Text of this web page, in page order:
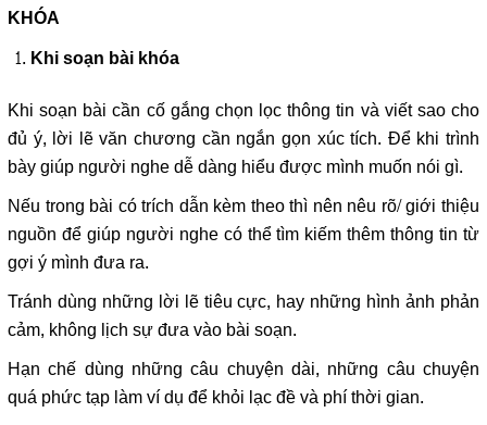
KHÓA
Khi soạn bài khóa
Khi soạn bài cần cố gắng chọn lọc thông tin và viết sao cho
đủ ý, lời lẽ văn chương cần ngắn gọn xúc tích. Để khi trình
bày giúp người nghe dễ dàng hiểu được mình muốn nói gì.
Nếu trong bài có trích dẫn kèm theo thì nên nêu rõ/ giới thiệu
nguồn để giúp người nghe có thể tìm kiếm thêm thông tin từ
gợi ý mình đưa ra.
Tránh dùng những lời lẽ tiêu cực, hay những hình ảnh phản
cảm, không lịch sự đưa vào bài soạn.
Hạn chế dùng những câu chuyện dài, những câu chuyện
quá phức tạp làm ví dụ để khỏi lạc đề và phí thời gian.